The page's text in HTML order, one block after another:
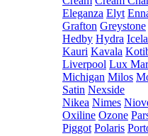
Eleganza Elyt
Grafton Greystone
Hedby Hydra
Kauri Kavala
Liverpool Lux
Michigan Milos
Satin Nexside
Nikea Nimes
Oxiline Ozone
Piggot Polaris